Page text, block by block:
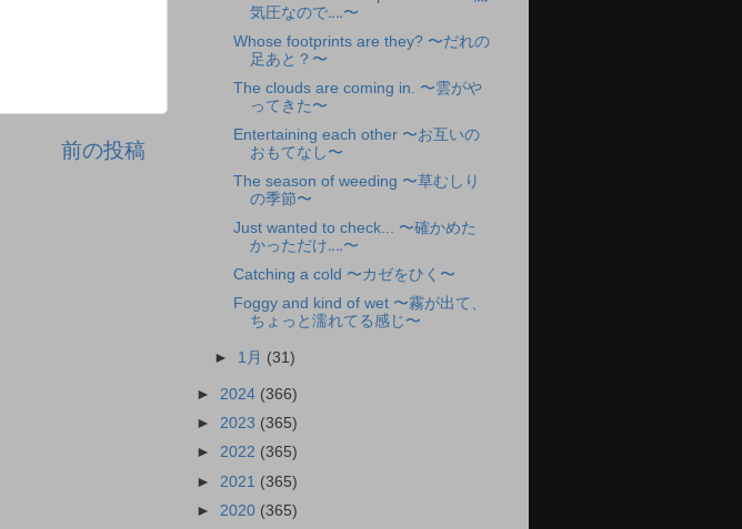
前の投稿
気圧なので‥‥〜
Whose footprints are they? 〜だれの
足あと？〜
The clouds are coming in. 〜雲がや
ってきた〜
Entertaining each other 〜お互いの
おもてなし〜
The season of weeding 〜草むしり
の季節〜
Just wanted to check... 〜確かめた
かっただけ‥‥〜
Catching a cold 〜カゼをひく〜
Foggy and kind of wet 〜霧が出て、
ちょっと濡れてる感じ〜
► 1月 (31)
► 2024 (366)
► 2023 (365)
► 2022 (365)
► 2021 (365)
► 2020 (365)